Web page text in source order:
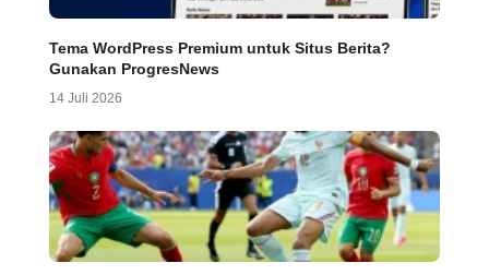
Tema WordPress Premium untuk Situs Berita?
Gunakan ProgresNews
14 Juli 2026